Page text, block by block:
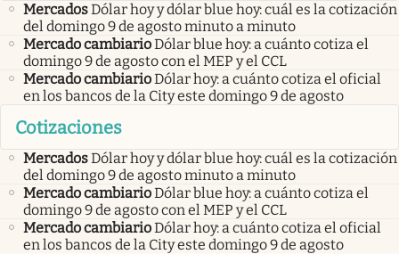
MercadosDólar hoy y dólar blue hoy: cuál es la cotización
del domingo 9 de agosto minuto a minuto
Mercado cambiarioDólar blue hoy: a cuánto cotiza el
domingo 9 de agosto con el MEP y el CCL
Mercado cambiarioDólar hoy: a cuánto cotiza el oficial
en los bancos de la City este domingo 9 de agosto
Cotizaciones
MercadosDólar hoy y dólar blue hoy: cuál es la cotización
del domingo 9 de agosto minuto a minuto
Mercado cambiarioDólar blue hoy: a cuánto cotiza el
domingo 9 de agosto con el MEP y el CCL
Mercado cambiarioDólar hoy: a cuánto cotiza el oficial
en los bancos de la City este domingo 9 de agosto